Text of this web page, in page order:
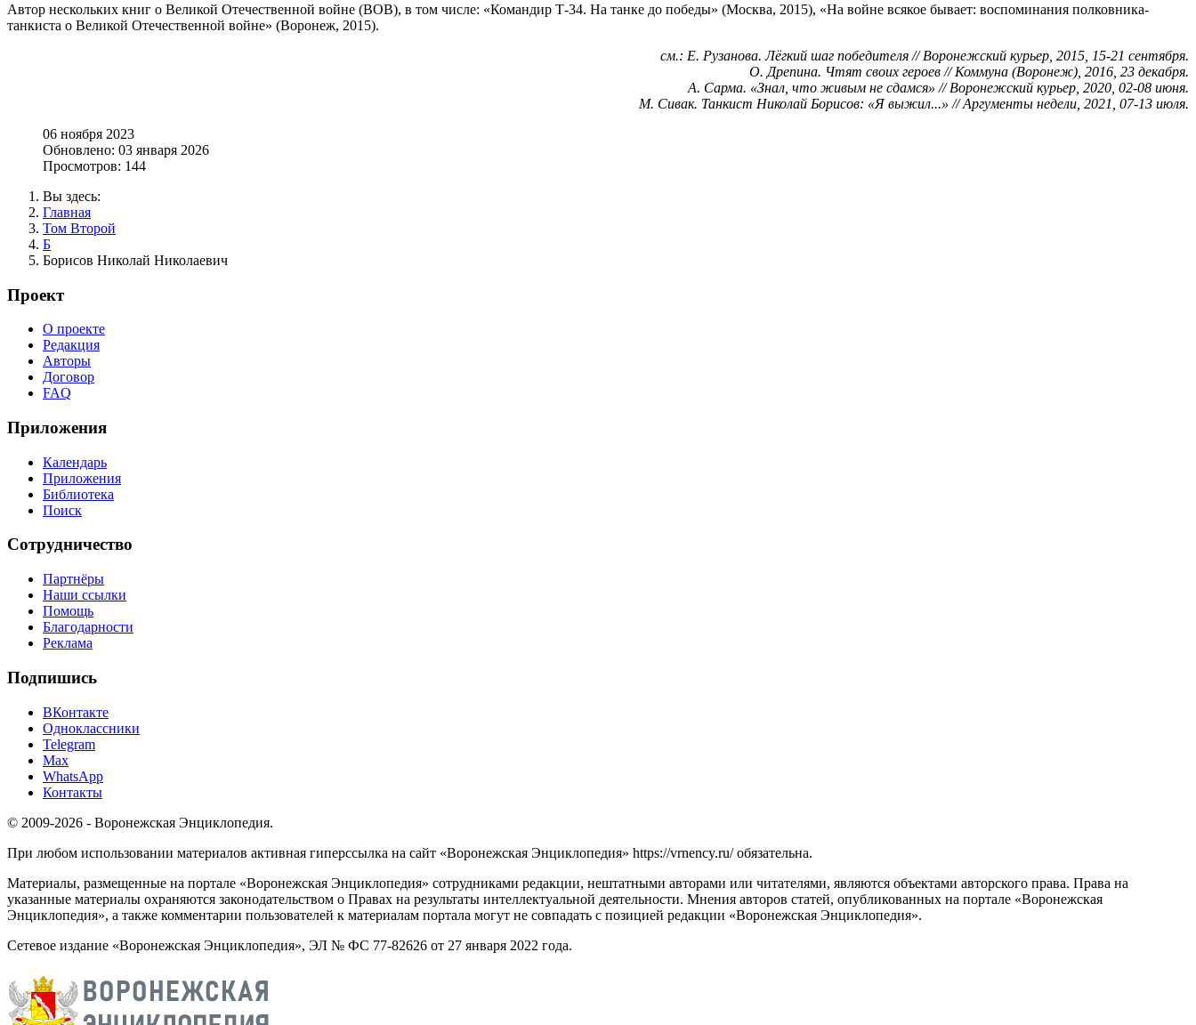
Автор нескольких книг о Великой Отечественной войне (ВОВ), в том числе: «Командир Т-34. На танке до победы» (Москва, 2015), «На войне всякое бывает: воспоминания полковника-
танкиста о Великой Отечественной войне» (Воронеж, 2015).
см.: Е. Рузанова. Лёгкий шаг победителя // Воронежский курьер, 2015, 15-21 сентября.
О. Дрепина. Чтят своих героев // Коммуна (Воронеж), 2016, 23 декабря.
А. Сарма. «Знал, что живым не сдамся» // Воронежский курьер, 2020, 02-08 июня.
М. Сивак. Танкист Николай Борисов: «Я выжил...» // Аргументы недели, 2021, 07-13 июля.
06 ноября 2023
Обновлено: 03 января 2026
Просмотров: 144
Вы здесь:
Главная
Том Второй
Б
Борисов Николай Николаевич
Проект
О проекте
Редакция
Авторы
Договор
FAQ
Приложения
Календарь
Приложения
Библиотека
Поиск
Сотрудничество
Партнёры
Наши ссылки
Помощь
Благодарности
Реклама
Подпишись
ВКонтакте
Одноклассники
Telegram
Max
WhatsApp
Контакты
© 2009-2026 - Воронежская Энциклопедия.
При любом использовании материалов активная гиперссылка на сайт «Воронежская Энциклопедия» https://vrnency.ru/ обязательна.
Материалы, размещенные на портале «Воронежская Энциклопедия» сотрудниками редакции, нештатными авторами или читателями, являются объектами авторского права. Права на
указанные материалы охраняются законодательством о Правах на результаты интеллектуальной деятельности. Мнения авторов статей, опубликованных на портале «Воронежская
Энциклопедия», а также комментарии пользователей к материалам портала могут не совпадать с позицией редакции «Воронежская Энциклопедия».
Сетевое издание «Воронежская Энциклопедия», ЭЛ № ФС 77-82626 от 27 января 2022 года.